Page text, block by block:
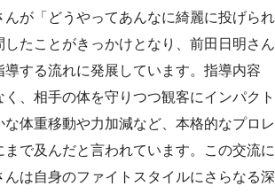
んが「どうやってあんなに綺麗に投げられ
したことがきっかけとなり、前田日明さん
導する流れに発展しています。指導内容
、相手の体を守りつつ観客にインパクト
な体重移動や力加減など、本格的なプロレ
まで及んだと言われています。この交流に
んは自身のファイトスタイルにさらなる深